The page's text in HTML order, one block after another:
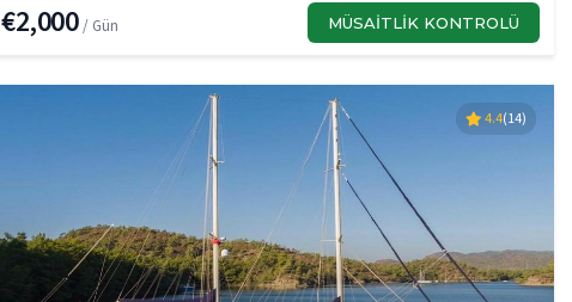
€2,000 / Gün MÜSAITLIK KONTROLÜ
4.4(14)